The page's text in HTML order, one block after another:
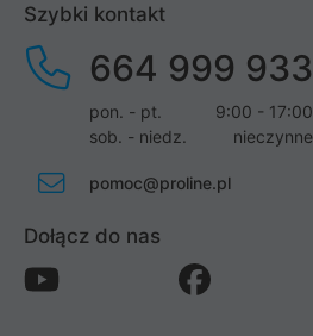
Szybki kontakt
664 999 933
pon. - pt.
9:00 - 17:00
sob. - niedz.
nieczynne
pomoc@proline.pl
Dołącz do nas